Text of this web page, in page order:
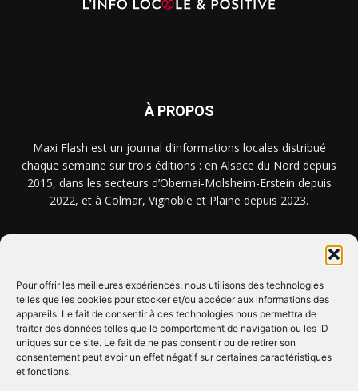
Pour offrir les meilleures expériences, nous utilisons des technologies
telles que les cookies pour stocker et/ou accéder aux informations des
appareils. Le fait de consentir à ces technologies nous permettra de
traiter des données telles que le comportement de navigation ou les ID
uniques sur ce site. Le fait de ne pas consentir ou de retirer son
consentement peut avoir un effet négatif sur certaines caractéristiques
et fonctions.
À PROPOS
Maxi Flash est un journal d’informations locales distribué
chaque semaine sur trois éditions : en Alsace du Nord depuis
2015, dans les secteurs d’Obernai-Molsheim-Erstein depuis
2022, et à Colmar, Vignoble et Plaine depuis 2023.
CLIQUEZ ICI !
SUIVEZ-NOUS !